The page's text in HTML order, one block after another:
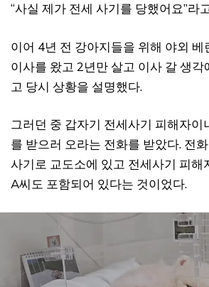
“사실 제가 전세 사기를 당했어요”라
이어 4년 전 강아지들을 위해 야외 베
이사를 왔고 2년만 살고 이사 갈 생
고 당시 상황을 설명했다.
그러던 중 갑자기 전세사기 피해자이
를 받으러 오라는 전화를 받았다. 전
사기로 교도소에 있고 전세사기 피해
A씨도 포함되어 있다는 것이었다.